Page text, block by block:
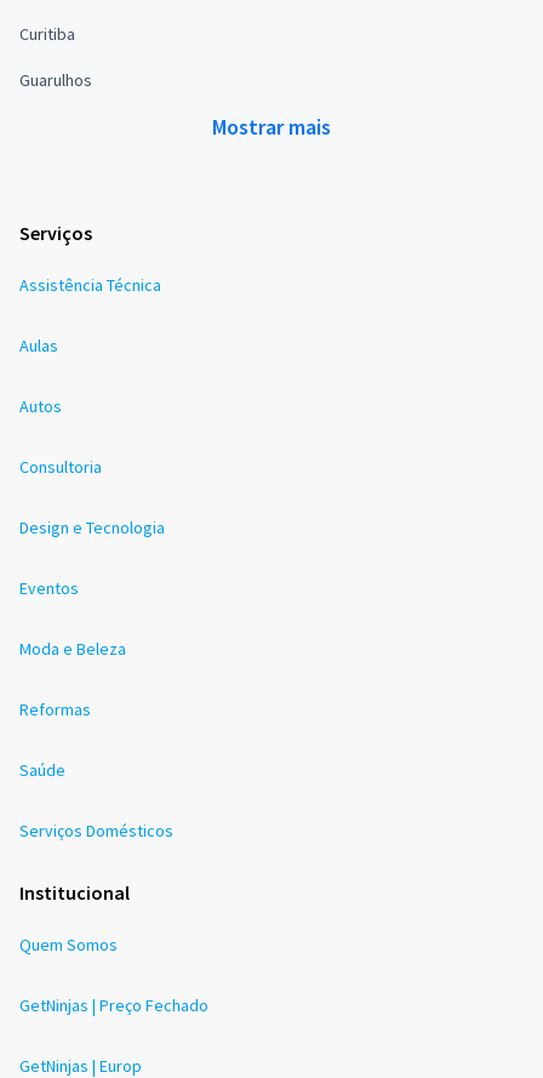
Curitiba
Guarulhos
Mostrar mais
Serviços
Assistência Técnica
Aulas
Autos
Consultoria
Design e Tecnologia
Eventos
Moda e Beleza
Reformas
Saúde
Serviços Domésticos
Institucional
Quem Somos
GetNinjas | Preço Fechado
GetNinjas | Europ